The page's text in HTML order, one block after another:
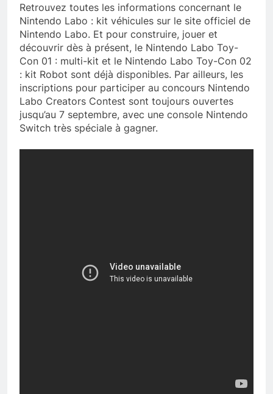
Retrouvez toutes les informations concernant le
Nintendo Labo : kit véhicules sur le site officiel de
Nintendo Labo. Et pour construire, jouer et
découvrir dès à présent, le Nintendo Labo Toy-
Con 01 : multi-kit et le Nintendo Labo Toy-Con 02
: kit Robot sont déjà disponibles. Par ailleurs, les
inscriptions pour participer au concours Nintendo
Labo Creators Contest sont toujours ouvertes
jusqu’au 7 septembre, avec une console Nintendo
Switch très spéciale à gagner.